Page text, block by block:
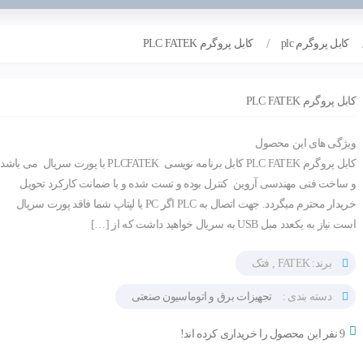
کابل پروگرم plc کابل پروگرم PLC FATEK
کابل پروگرم PLC FATEK
ویژگی های این محصول
کابل پروگرم PLC FATEK کابل برنامه نویسی PLCFATEK با پورت سریال می باشد
و ساخت فنی مهندسی آروین کنترل بوده و تست شده و با ضمانت کارکرد تحویل
خریدار محترم میگردد. جهت اتصال به PLC اگر PC یا لپتاپ شما فاقد پورت سریال
است نیاز به یکعدد مبل USB به سریال خواهید داشت که از […]
برند: FATEK , فتک
دسته بندی : تجهیزات برق و اتوماسیون صنعتی
9 نفر این محصول را خریداری کرده اند!